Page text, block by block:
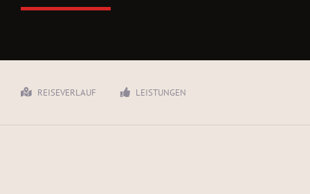
REISEVERLAUF LEISTUNGEN